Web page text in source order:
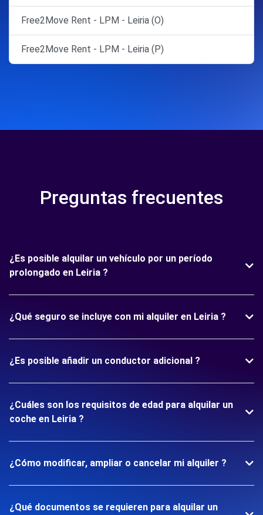
Free2Move Rent - LPM - Leiria (O)
Free2Move Rent - LPM - Leiria (P)
Preguntas frecuentes
¿Es posible alquilar un vehículo por un período
prolongado en Leiria ?
¿Qué seguro se incluye con mi alquiler en Leiria ?
¿Es posible añadir un conductor adicional ?
¿Cuáles son los requisitos de edad para alquilar un
coche en Leiria ?
¿Cómo modificar, ampliar o cancelar mi alquiler ?
¿Qué documentos se requieren para alquilar un